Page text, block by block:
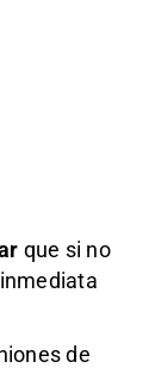
que si no
de